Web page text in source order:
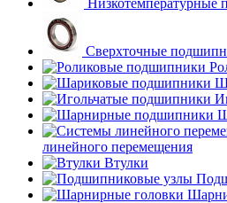
Низкотемпературные
Сверхточные
линейного перемещения
Втулки